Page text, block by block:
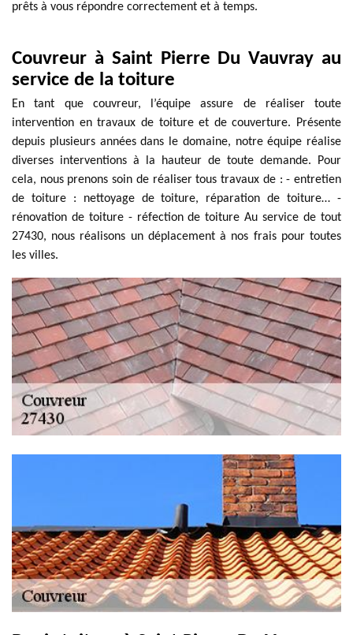
prêts à vous répondre correctement et à temps.
Couvreur à Saint Pierre Du Vauvray au
service de la toiture
En tant que couvreur, l’équipe assure de réaliser toute
intervention en travaux de toiture et de couverture. Présente
depuis plusieurs années dans le domaine, notre équipe réalise
diverses interventions à la hauteur de toute demande. Pour
cela, nous prenons soin de réaliser tous travaux de : - entretien
de toiture : nettoyage de toiture, réparation de toiture… -
rénovation de toiture - réfection de toiture Au service de tout
27430, nous réalisons un déplacement à nos frais pour toutes
les villes.